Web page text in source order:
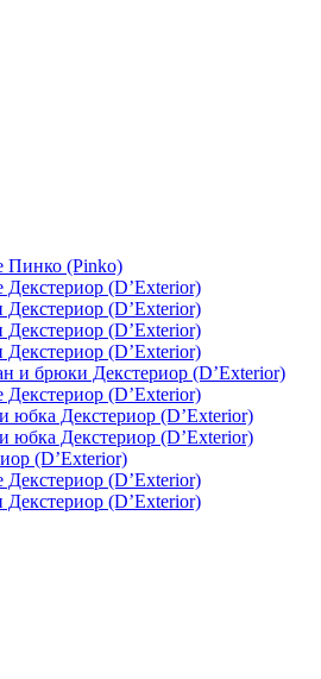
Пинко (Pinko)
Декстериор (D’Exterior)
(D’Exterior)
(D’Exterior)
(D’Exterior)
и брюки Декстериор (D’Exterior)
Декстериор (D’Exterior)
юбка Декстериор (D’Exterior)
юбка Декстериор (D’Exterior)
(D’Exterior)
Декстериор (D’Exterior)
(D’Exterior)